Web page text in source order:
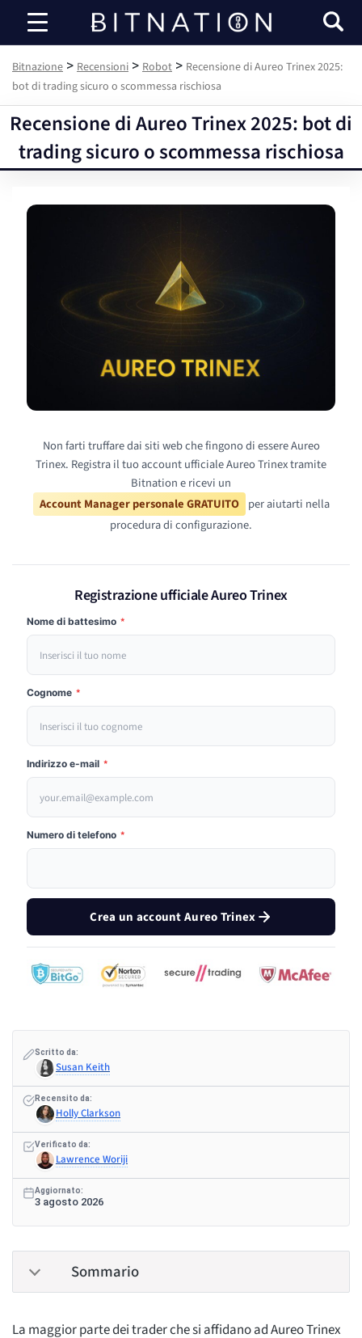
Bitnazione
Bitnazione > Recensioni > Robot > Recensione di Aureo Trinex 2025:
bot di trading sicuro o scommessa rischiosa
Recensione di Aureo Trinex 2025: bot di
trading sicuro o scommessa rischiosa
Non farti truffare dai siti web che fingono di essere Aureo
Trinex. Registra il tuo account ufficiale Aureo Trinex tramite
Bitnation e ricevi un
Account Manager personale GRATUITO per aiutarti nella
procedura di configurazione.
Registrazione ufficiale Aureo Trinex
Nome di battesimo *
Cognome *
Indirizzo e-mail *
Numero di telefono *
Crea un account Aureo Trinex
Scritto da:
Susan Keith
Recensito da:
Holly Clarkson
Verificato da:
Lawrence Woriji
Aggiornato:
3 agosto 2026
Sommario
La maggior parte dei trader che si affidano ad Aureo Trinex